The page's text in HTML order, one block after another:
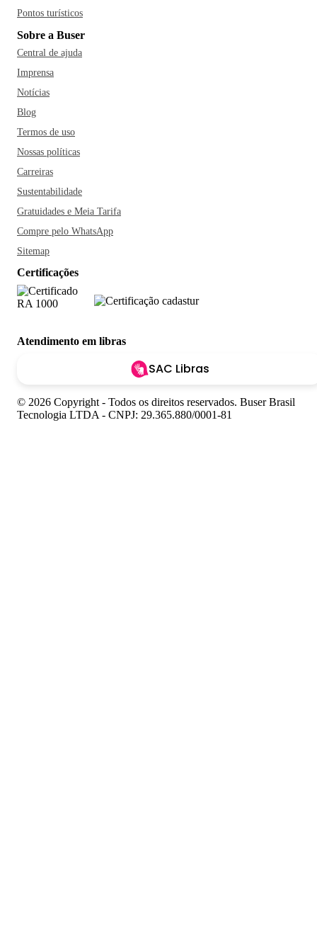
Pontos turísticos
Sobre a Buser
Central de ajuda
Imprensa
Notícias
Blog
Termos de uso
Nossas políticas
Carreiras
Sustentabilidade
Gratuidades e Meia Tarifa
Compre pelo WhatsApp
Sitemap
Certificações
Atendimento em libras
SAC Libras
© 2026 Copyright - Todos os direitos reservados. Buser Brasil
Tecnologia LTDA - CNPJ: 29.365.880/0001-81